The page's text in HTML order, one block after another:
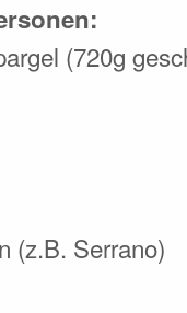
(720g
(z.B. Serrano)